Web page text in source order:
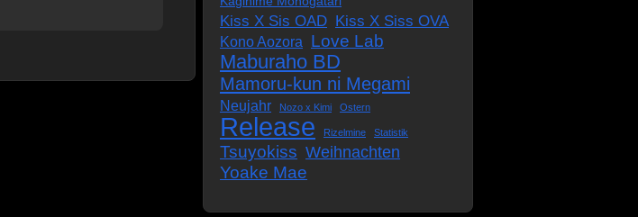
Kiss X Sis OAD Kiss X Siss OVA
Kono Aozora Love Lab
Maburaho BD
Mamoru-kun ni Megami
Neujahr Nozo x Kimi Ostern
Release Rizelmine Statistik
Tsuyokiss Weihnachten
Yoake Mae